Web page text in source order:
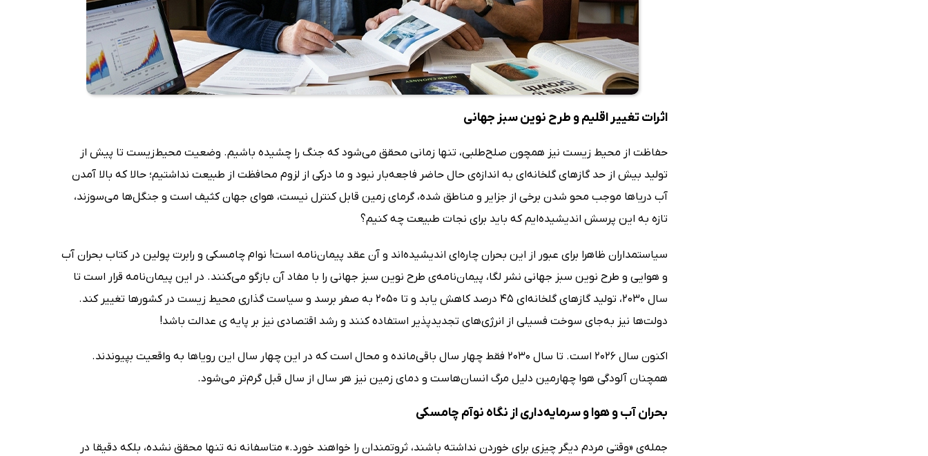
اثرات تغییر اقلیم و طرح نوین سبز جهانی
حفاظت از محیط زیست نیز همچون صلح‌طلبی، تنها زمانی محقق می‌شود که جنگ را چشیده باشیم. وضعیت محیط‌زیست تا پیش از
تولید بیش از حد گازهای گلخانه‌ای به اندازه‌ی حال حاضر فاجعه‌بار نبود و ما درکی از لزوم محافظت از طبیعت نداشتیم؛ حالا که بالا آمدن
آب دریاها موجب محو شدن برخی از جزایر و مناطق شده، گرمای زمین قابل کنترل نیست، هوای جهان کثیف است و جنگل‌ها می‌سوزند،
تازه به این پرسش اندیشیده‌ایم که باید برای نجات طبیعت چه کنیم؟
سیاستمداران ظاهرا برای عبور از این بحران چاره‌ای اندیشیده‌اند و آن عقد پیمان‌نامه است! نوام چامسکی و رابرت پولین در کتاب بحران آب
و هوایی و طرح نوین سبز جهانی نشر لگا، پیمان‌نامه‌ی طرح نوین سبز جهانی را با مفاد آن بازگو می‌کنند. در این پیمان‌نامه قرار است تا
سال 2030، تولید گازهای گلخانه‌ای 45 درصد کاهش یابد و تا 2050 به صفر برسد و سیاست گذاری محیط زیست در کشورها تغییر کند.
دولت‌ها نیز به‌جای سوخت فسیلی از انرژی‌های تجدیدپذیر استفاده کنند و رشد اقتصادی نیز بر پایه ی عدالت باشد!
اکنون سال 2026 است. تا سال 2030 فقط چهار سال باقی‌مانده و محال است که در این چهار سال این رویاها به واقعیت بپیوندند.
همچنان آلودگی هوا چهارمین دلیل مرگ انسان‌هاست و دمای زمین نیز هر سال از سال قبل گرم‌تر می‌شود.
بحران آب و هوا و سرمایه‌داری از نگاه نوآم چامسکی
جمله‌ی «وقتی مردم دیگر چیزی برای خوردن نداشته باشند، ثروتمندان را خواهند خورد.» متاسفانه نه تنها محقق نشده، بلکه دقیقا در